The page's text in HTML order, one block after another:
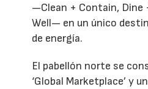
—Clean + Contain, Dine
Well— en un único
de energía.
El pabellón norte se
‘Global Marketplace’ y